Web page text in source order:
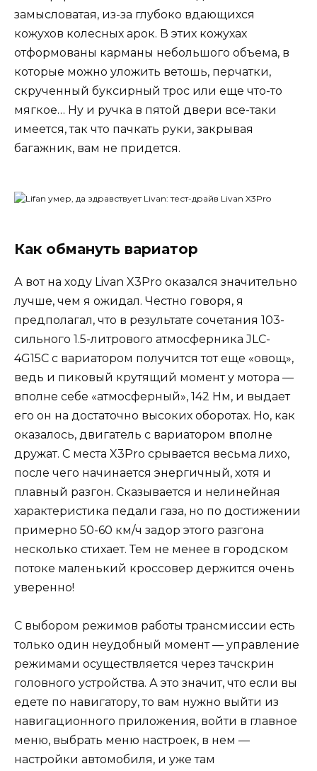
замысловатая, из-за глубоко вдающихся
кожухов колесных арок. В этих кожухах
отформованы карманы небольшого объема, в
которые можно уложить ветошь, перчатки,
скрученный буксирный трос или еще что-то
мягкое… Ну и ручка в пятой двери все-таки
имеется, так что пачкать руки, закрывая
багажник, вам не придется.
Как обмануть вариатор
А вот на ходу Livan X3Pro оказался значительно
лучше, чем я ожидал. Честно говоря, я
предполагал, что в результате сочетания 103-
сильного 1.5-литрового атмосферника JLC-
4G15C с вариатором получится тот еще «овощ»,
ведь и пиковый крутящий момент у мотора —
вполне себе «атмосферный», 142 Нм, и выдает
его он на достаточно высоких оборотах. Но, как
оказалось, двигатель с вариатором вполне
дружат. С места X3Pro срывается весьма лихо,
после чего начинается энергичный, хотя и
плавный разгон. Сказывается и нелинейная
характеристика педали газа, но по достижении
примерно 50-60 км/ч задор этого разгона
несколько стихает. Тем не менее в городском
потоке маленький кроссовер держится очень
уверенно!
С выбором режимов работы трансмиссии есть
только один неудобный момент — управление
режимами осуществляется через тачскрин
головного устройства. А это значит, что если вы
едете по навигатору, то вам нужно выйти из
навигационного приложения, войти в главное
меню, выбрать меню настроек, в нем —
настройки автомобиля, и уже там